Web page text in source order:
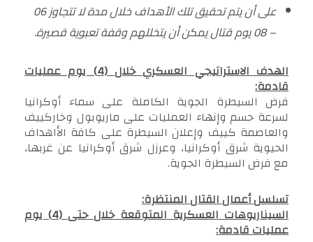
على أن يتم تحقيق تلك الأهداف خلال مدة لا تتجاوز 06
– 08 يوم قتال يمكن أن يتخللهم وقفة تعبوية قصيرة.
الهدف الاستراتيجي العسكري خلال (4) يوم عمليات
قادمة:
فرض السيطرة الجوية الكاملة على سماء أوكرانيا
لسرعة حسم وإنهاء العمليات على ماريوبول وخاركييف
والعاصمة كييف وإعلان السيطرة على كافة الأاهداف
الحيوية شرق أوكرانيا، وعرزل شرق أوكرانيا عن غربها،
مع فرض السيطرة الجوية.
تسلسل أعمال القتال المنتظرة:
السيناريوهات العسكرية المتوقعة خلال حتى (4) يوم
عمليات قادمة: